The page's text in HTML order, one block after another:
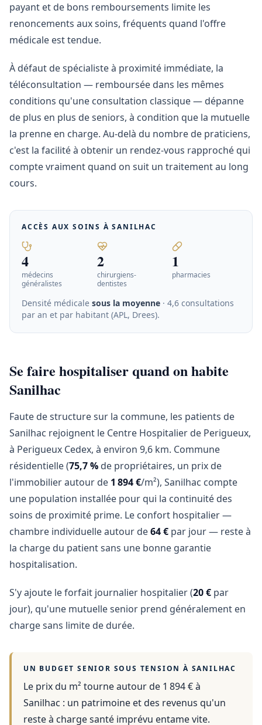
payant et de bons remboursements limite les
renoncements aux soins, fréquents quand l'offre
médicale est tendue.
À défaut de spécialiste à proximité immédiate, la
téléconsultation — remboursée dans les mêmes
conditions qu'une consultation classique — dépanne
de plus en plus de seniors, à condition que la mutuelle
la prenne en charge. Au-delà du nombre de praticiens,
c'est la facilité à obtenir un rendez-vous rapproché qui
compte vraiment quand on suit un traitement au long
cours.
ACCÈS AUX SOINS ÀSANILHAC
4
médecins
généralistes
2
chirurgiens-
dentistes
1
pharmacies
Densité médicale sous la moyenne · 4,6 consultations
par an et par habitant (APL, Drees).
Se faire hospitaliser quand on habite
Sanilhac
Faute de structure sur la commune, les patients de
Sanilhac rejoignent le Centre Hospitalier de Perigueux,
à Perigueux Cedex, à environ 9,6 km. Commune
résidentielle (75,7 % de propriétaires, un prix de
l'immobilier autour de 1 894 €/m²), Sanilhac compte
une population installée pour qui la continuité des
soins de proximité prime. Le confort hospitalier —
chambre individuelle autour de64 € par jour — reste à
la charge du patient sans une bonne garantie
hospitalisation.
S'y ajoute le forfait journalier hospitalier (20 € par
jour), qu'une mutuelle senior prend généralement en
charge sans limite de durée.
UN BUDGET SENIOR SOUS TENSION À SANILHAC
Le prix du m² tourne autour de 1 894 €à
Sanilhac : un patrimoine et des revenus qu'un
reste à charge santé imprévu entame vite.